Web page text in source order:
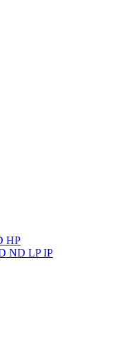
HP
ND LP IP